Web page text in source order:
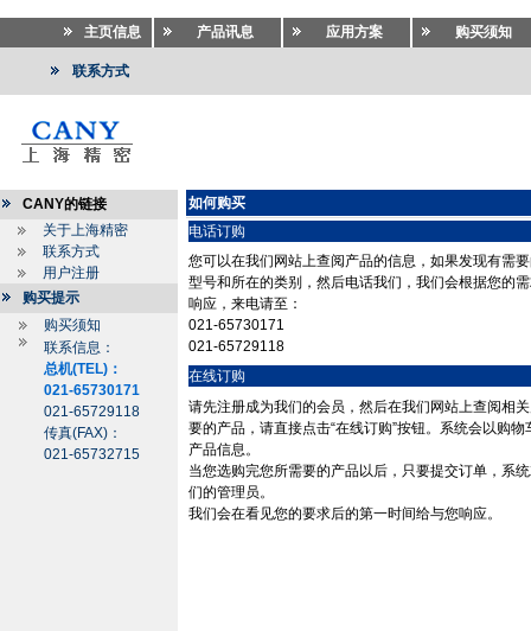
主页信息 产品讯息 应用方案 购买须知
联系方式
CANY的链接
关于上海精密
联系方式
用户注册
购买提示
购买须知
联系信息：
总机(TEL)：
021-65730171
021-65729118
传真(FAX)：
021-65732715
如何购买
电话订购
您可以在我们网站上查阅产品的信息，如果发现有需
型号和所在的类别，然后电话我们，我们会根据您的
响应，来电请至：
021-65730171
021-65729118
在线订购
请先注册成为我们的会员，然后在我们网站上查阅相
要的产品，请直接点击“在线订购”按钮。系统会以购
产品信息。
当您选购完您所需要的产品以后，只要提交订单，系
们的管理员。
我们会在看见您的要求后的第一时间给与您响应。